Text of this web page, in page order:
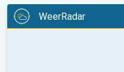
WeerRadar